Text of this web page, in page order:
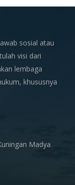
sosial atau
visi dari
lembaga
khususnya
Madya